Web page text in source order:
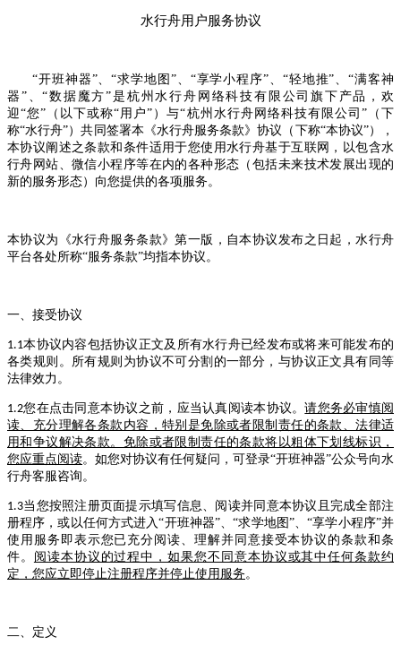
水行舟用户服务协议
“开班神器”、“求学地图”、“享学小程序”、“轻地推”、“满客神
器”、“数据魔方”是杭州水行舟网络科技有限公司旗下产品，欢
迎“您”（以下或称“用户”）与“杭州水行舟网络科技有限公司”（下
称“水行舟”）共同签署本《水行舟服务条款》协议（下称“本协议”），
本协议阐述之条款和条件适用于您使用水行舟基于互联网，以包含水
行舟网站、微信小程序等在内的各种形态（包括未来技术发展出现的
新的服务形态）向您提供的各项服务。
本协议为《水行舟服务条款》第一版，自本协议发布之日起，水行舟
平台各处所称“服务条款”均指本协议。
一、接受协议
1.1本协议内容包括协议正文及所有水行舟已经发布或将来可能发布的
各类规则。所有规则为协议不可分割的一部分，与协议正文具有同等
法律效力。
1.2您在点击同意本协议之前，应当认真阅读本协议。请您务必审慎阅
读、充分理解各条款内容，特别是免除或者限制责任的条款、法律适
用和争议解决条款。免除或者限制责任的条款将以粗体下划线标识，
您应重点阅读。如您对协议有任何疑问，可登录“开班神器”公众号向水
行舟客服咨询。
1.3当您按照注册页面提示填写信息、阅读并同意本协议且完成全部注
册程序，或以任何方式进入“开班神器”、“求学地图”、“享学小程序”并
使用服务即表示您已充分阅读、理解并同意接受本协议的条款和条
件。 阅读本协议的过程中，如果您不同意本协议或其中任何条款约
定，您应立即停止注册程序并停止使用服务。
二、定义